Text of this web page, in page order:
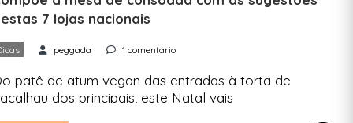
7 lojas nacionais
peggada 1 comentário
patê de atum vegan das entradas à torta de
dos principais, este Natal vais